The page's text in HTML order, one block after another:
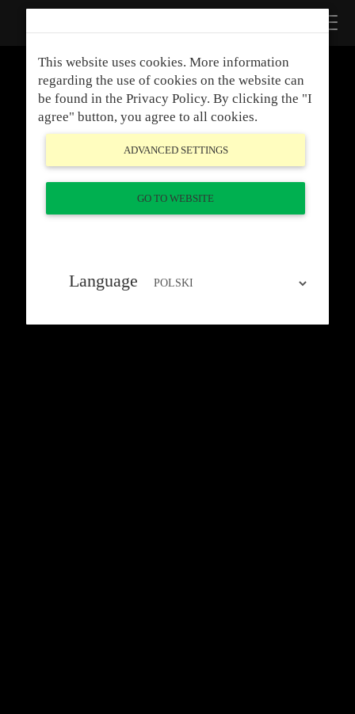
You current language: УКРАЇНСЬКA
You can change your language and region clickinghere.
This website uses cookies. More information
regarding the use of cookies on the website can
be found in the Privacy Policy. By clicking the "I
agree" button, you agree to all cookies.
ADVANCED SETTINGS
GO TO WEBSITE
Language